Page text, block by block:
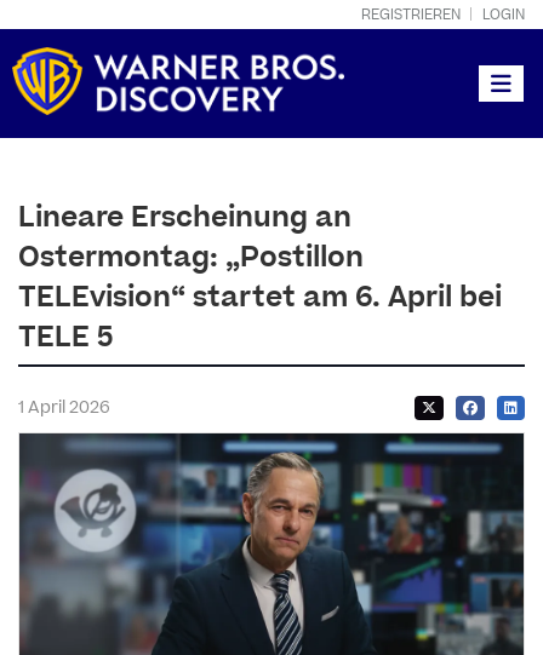
REGISTRIEREN LOGIN
Lineare Erscheinung an
Ostermontag: „Postillon
TELEvision“ startet am 6. April bei
TELE 5
1 April 2026